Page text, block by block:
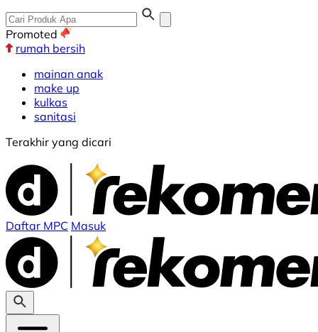
Promoted
rumah bersih
mainan anak
make up
kulkas
sanitasi
Terakhir yang dicari
Daftar MPC Masuk